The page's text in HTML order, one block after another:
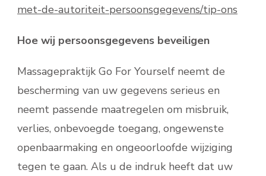
met-de-autoriteit-persoonsgegevens/tip-ons
Hoe wij persoonsgegevens beveiligen
Massagepraktijk Go For Yourself neemt de
bescherming van uw gegevens serieus en
neemt passende maatregelen om misbruik,
verlies, onbevoegde toegang, ongewenste
openbaarmaking en ongeoorloofde wijziging
tegen te gaan. Als u de indruk heeft dat uw